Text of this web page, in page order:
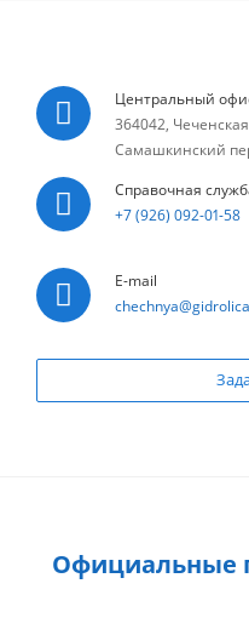
Центральный
364042,
Самашкинский
Справочная
+7 (926) 092-01-58
E-mail
Официальные